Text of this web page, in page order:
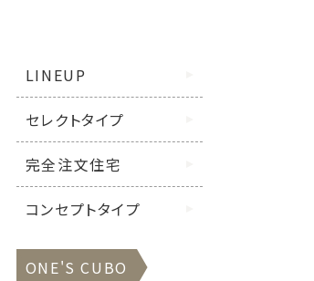
LINEUP
セレクトタイプ
完全注文住宅
コンセプトタイプ
ONE'S CUBO